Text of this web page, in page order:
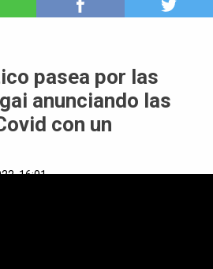
pasea por las
anunciando las
con un
16:01